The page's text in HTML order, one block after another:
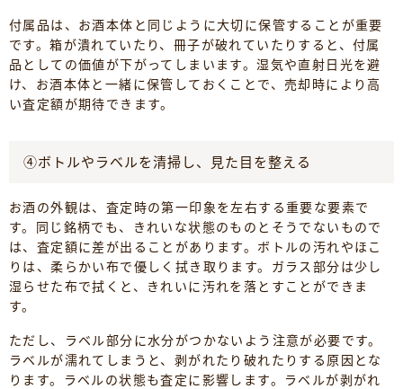
付属品は、お酒本体と同じように大切に保管することが重要
です。箱が潰れていたり、冊子が破れていたりすると、付属
品としての価値が下がってしまいます。湿気や直射日光を避
け、お酒本体と一緒に保管しておくことで、売却時により高
い査定額が期待できます。
④ボトルやラベルを清掃し、見た目を整える
お酒の外観は、査定時の第一印象を左右する重要な要素で
す。同じ銘柄でも、きれいな状態のものとそうでないもので
は、査定額に差が出ることがあります。ボトルの汚れやほこ
りは、柔らかい布で優しく拭き取ります。ガラス部分は少し
湿らせた布で拭くと、きれいに汚れを落とすことができま
す。
ただし、ラベル部分に水分がつかないよう注意が必要です。
ラベルが濡れてしまうと、剥がれたり破れたりする原因とな
ります。ラベルの状態も査定に影響します。ラベルが剥がれ